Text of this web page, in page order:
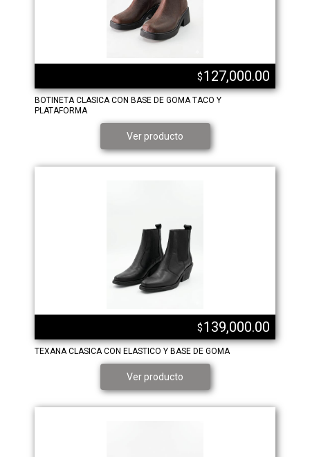
$127,000.00
BOTINETA CLASICA CON BASE DE GOMA TACO Y
PLATAFORMA
Ver producto
$139,000.00
TEXANA CLASICA CON ELASTICO Y BASE DE GOMA
Ver producto